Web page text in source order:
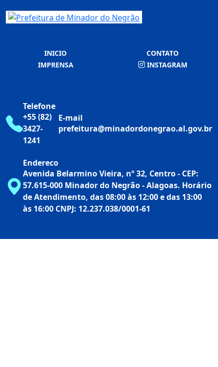
Telefone
+55 (82)
3427-
1241
E-mail
prefeitura@minadordonegrao.al.gov.br
Endereco
Avenida Belarmino Vieira, nº 32, Centro - CEP:
57.615-000 Minador do Negrão - Alagoas. Horário
de Atendimento, das 08:00 às 12:00 e das 13:00
às 16:00 CNPJ: 12.237.038/0001-61
INICIO
IMPRENSA
CONTATO
INSTAGRAM